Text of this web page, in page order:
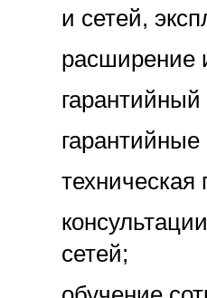
и сетей,
расширение
техническая
сетей;